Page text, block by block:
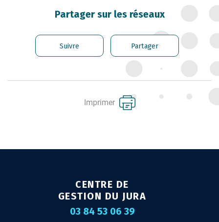
CARRIÈRE DES
GÉRER LES AGENTS
CONTRACTUELS
SANTÉ ET PRÉVENTION DES
RISQUES PROFESSIONNELS
LIENS UTILES
Partager sur les réseaux
Suivre Partager
Imprimer
CENTRE DE
GESTION DU JURA
03 84 53 06 39